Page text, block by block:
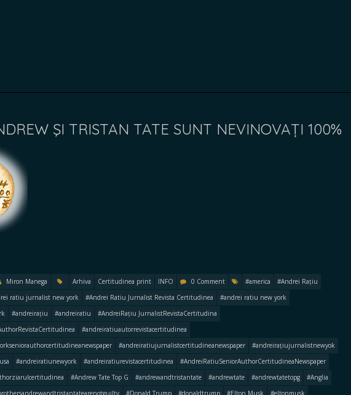
ŞI TRISTAN TATE SUNT NEVINOVAȚI 100%
Miron Manega Arhiva Certitudinea print INFO 0 Comment #america
#Andrei Rațiu
ratiu jurnalist new york #Andrei Ratiu Jurnalist Revista Certitudinea
#andrei ratiu new york
#andreirațiu #andreiratiu
#AndreiRațiu JurnalistRevistaCertitudina
#andreiratiuautorrevistacertitudinea
#andreiratiujurnalistcertitudineanewspaper
#andreirațiujurnalistnewyok
#andreiratiunewyork #andreiratiurevistacertitudinea
#AndreiRatiuSeniorAuthorCertitudineaNewspaper
#Andrew Tate Top G #andrewandtristantate #andrewtate #andrewtatetopg
#Anglia
#Donald Trump #donaldtrump #Elton Musk
#eltonmusk